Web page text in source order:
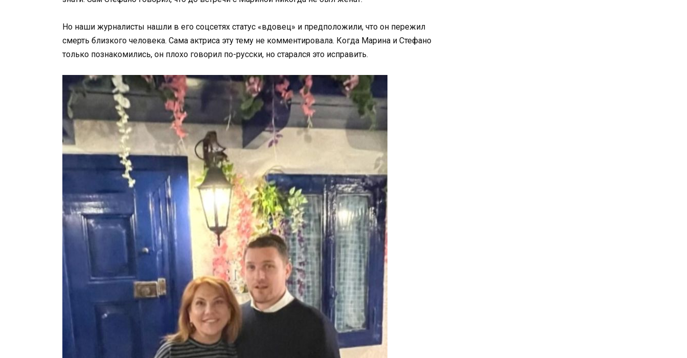
Но наши журналисты нашли в его соцсетях статус «вдовец» и предположили, что он пережил
смерть близкого человека. Сама актриса эту тему не комментировала. Когда Марина и Стефано
только познакомились, он плохо говорил по-русски, но старался это исправить.